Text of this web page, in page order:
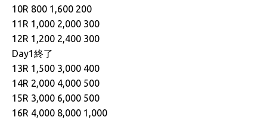
10R 800 1,600 200
11R 1,000 2,000 300
12R 1,200 2,400 300
Day1終了
13R 1,500 3,000 400
14R 2,000 4,000 500
15R 3,000 6,000 500
16R 4,000 8,000 1,000